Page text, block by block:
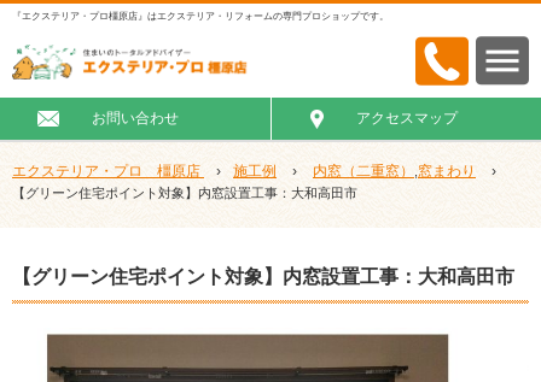
『エクステリア・プロ橿原店』はエクステリア・リフォームの専門プロショップです。
お問い合わせ アクセスマップ
エクステリア・プロ 橿原店 › 施工例 › 内窓（二重窓） 窓まわり ›
【グリーン住宅ポイント対象】内窓設置工事：大和高田市
【グリーン住宅ポイント対象】内窓設置工事：大和高田市